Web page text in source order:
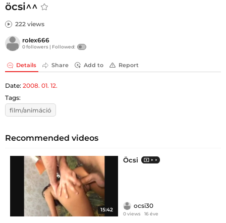
öcsi^^
222 views
rolex666
0 followers | Followed:
Details Share Add to Report
Date: 2008. 01. 12.
Tags:
film/animáció
Recommended videos
15:42
Öcsi
ocsi30
0 views 16 éve